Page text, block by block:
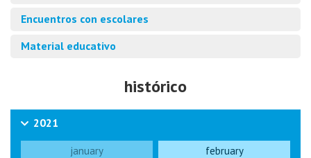
Encuentros con escolares
Material educativo
histórico
2021
january
february